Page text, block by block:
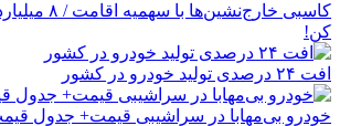
کاسبی
کن!
افت ۲۴ درصدی تولید خودرو در کشور
خودرو بی‌مهابا در سراشیبی قیمت+ جدول